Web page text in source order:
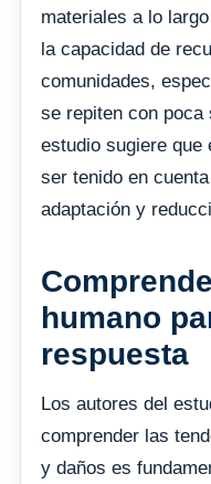
materiales a lo
la capacidad de
comunidades,
se repiten con poca
estudio sugiere que
ser tenido en
adaptación y
humano
respuesta
Los autores del
comprender las
y daños es